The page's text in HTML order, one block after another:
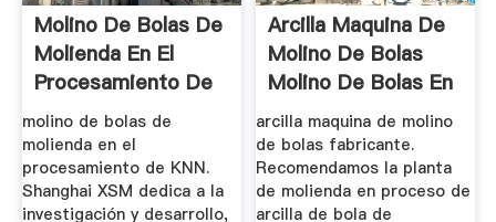
Molino De Bolas De
Molienda En El
Procesamiento De
KNN ...
molino de bolas de
molienda en el
procesamiento de KNN.
Shanghai XSM dedica a la
investigación y desarrollo,
Arcilla Maquina De
Molino De Bolas
Molino De Bolas En
Humedo
arcilla maquina de molino
de bolas fabricante.
Recomendamos la planta
de molienda en proceso de
arcilla de bola de